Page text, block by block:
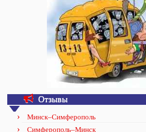
Отзывы
Минск–Симферополь
Симферополь–Минск